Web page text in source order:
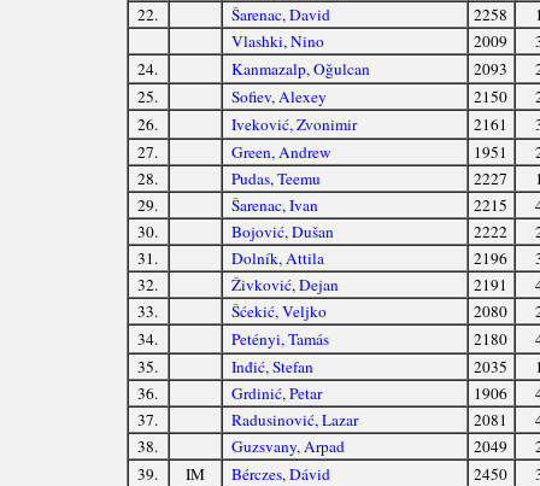
22.
Šarenac, David 2258
Vlashki, Nino
2009
24.
Kanmazalp, Oğulcan 2093
25.
Sofiev, Alexey 2150
26.
Iveković, Zvonimir 2161
27.
Green, Andrew 1951
28.
Pudas, Teemu 2227
29.
Šarenac, Ivan 2215
30.
Bojović, Dušan 2222
31.
Dolník, Attila 2196
32.
Živković, Dejan 2191
33.
Šćekić, Veljko 2080
34.
Petényi, Tamás 2180
35.
Inđić, Stefan 2035
36.
Grdinić, Petar 1906
37.
Radusinović, Lazar 2081
38.
Guzsvany, Arpad 2049
39.
IM Bérczes, Dávid 2450